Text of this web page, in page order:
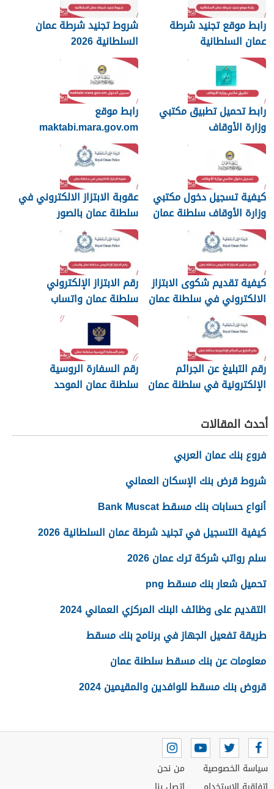
رابط موقع تجنيد شرطة
عمان السلطانية
شروط تجنيد شرطة عمان
السلطانية 2026
رابط تحميل تطبيق مكتبي
وزارة الأوقاف
رابط موقع
maktabi.mara.gov.om
تسجيل الدخول
كيفية تسجيل دخول مكتبي
وزارة الأوقاف سلطنة عمان
عقوبة الابتزاز الالكتروني في
سلطنة عمان بالصور
والرسائل
كيفية تقديم شكوى الابتزاز
الالكتروني في سلطنة عمان
رقم الابتزاز الإلكتروني
سلطنة عمان واتساب
رقم التبليغ عن الجرائم
الإلكترونية في سلطنة عمان
رقم السفارة الروسية
سلطنة عمان الموحد
أحدث المقالات
فروع بنك عمان العربي
شروط قرض بنك الإسكان العماني
أنواع حسابات بنك مسقط Bank Muscat
كيفية التسجيل في تجنيد شرطة عمان السلطانية 2026
سلم رواتب شركة ترك عمان 2026
تحميل شعار بنك مسقط png
التقديم على وظائف البنك المركزي العماني 2024
طريقة تفعيل الجهاز في برنامج بنك مسقط
معلومات عن بنك مسقط سلطنة عمان
قروض بنك مسقط للوافدين والمقيمين 2024
سياسة الخصوصية
من نحن